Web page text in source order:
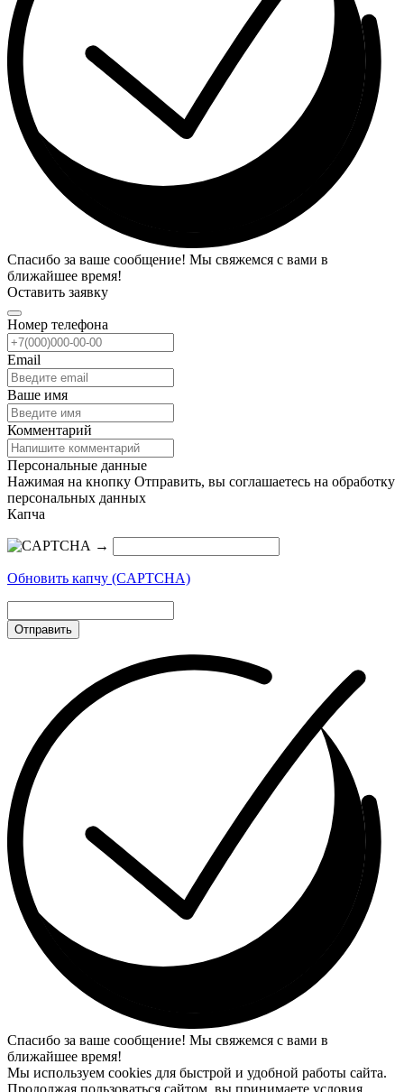
Спасибо за ваше сообщение! Мы свяжемся с вами в
ближайшее время!
Оставить заявку
Номер телефона
Email
Ваше имя
Комментарий
Персональные данные
Нажимая на кнопку Отправить, вы соглашаетесь на обработку
персональных данных
Капча
→
Обновить капчу (CAPTCHA)
Отправить
Спасибо за ваше сообщение! Мы свяжемся с вами в
ближайшее время!
Мы используем cookies для быстрой и удобной работы сайта.